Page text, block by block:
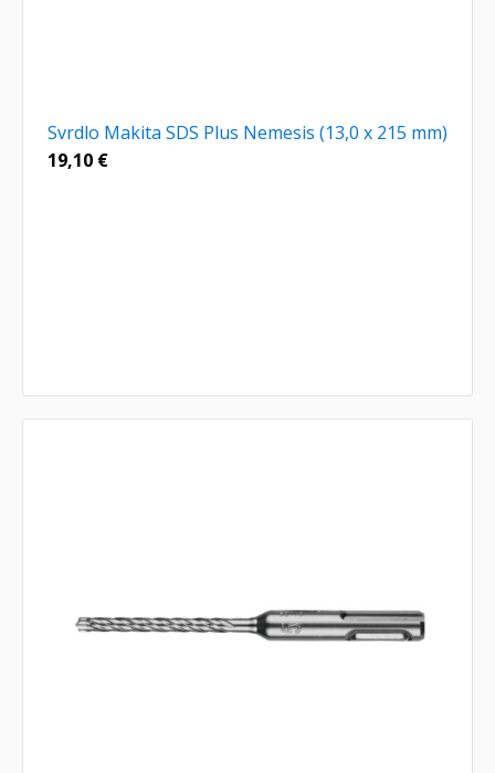
Svrdlo Makita SDS Plus Nemesis (13,0 x 215 mm)
19,10 €